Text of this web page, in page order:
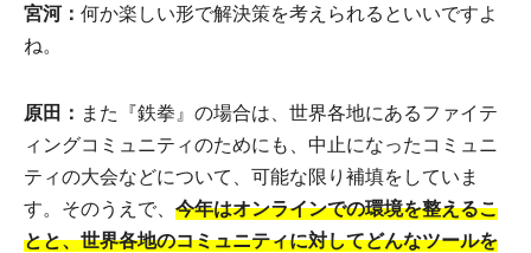
宮河： 何か楽しい形で解決策を考えられるといいですよ
ね。
原田： また『鉄拳』の場合は、世界各地にあるファイテ
ィングコミュニティのためにも、中止になったコミュニ
ティの大会などについて、可能な限り補填をしていま
す。そのうえで、 今年はオンラインでの環境を整えるこ
とと、世界各地のコミュニティに対してどんなツールを